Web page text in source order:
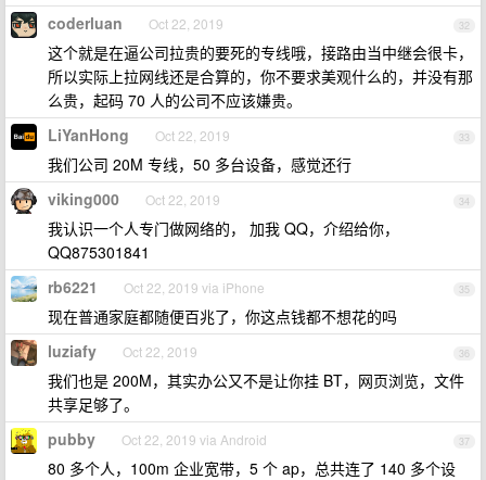
32
coderluan Oct 22, 2019
这个就是在逼公司拉贵的要死的专线哦，接路由当中继会很卡，
所以实际上拉网线还是合算的，你不要求美观什么的，并没有那
么贵，起码 70 人的公司不应该嫌贵。
33
LiYanHong Oct 22, 2019
我们公司 20M 专线，50 多台设备，感觉还行
34
viking000 Oct 22, 2019
我认识一个人专门做网络的， 加我 QQ，介绍给你，
QQ875301841
35
rb6221 Oct 22, 2019 via iPhone
现在普通家庭都随便百兆了，你这点钱都不想花的吗
36
luziafy Oct 22, 2019
我们也是 200M，其实办公又不是让你挂 BT，网页浏览，文件
共享足够了。
37
pubby Oct 22, 2019 via Android
80 多个人，100m 企业宽带，5 个 ap，总共连了 140 多个设